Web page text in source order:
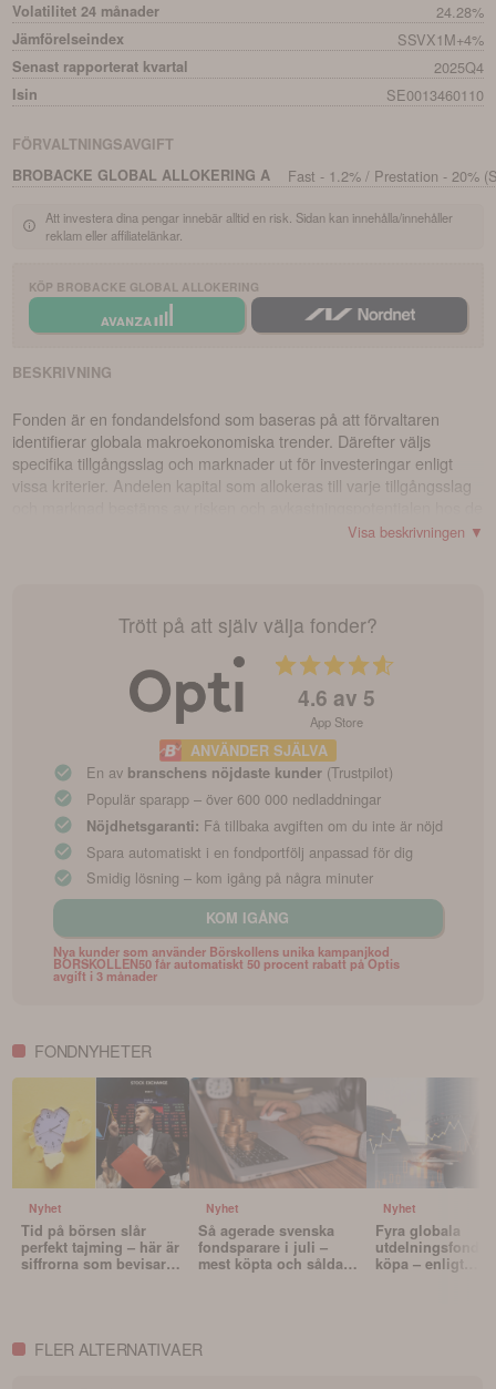
Volatilitet 24 månader 24.28%
Jämförelseindex SSVX1M+4%
Senast rapporterat kvartal 2025Q4
Isin SE0013460110
FÖRVALTNINGSAVGIFT
BROBACKE GLOBAL ALLOKERING A
Fast - 1.2% / Prestation - 20%
Att investera dina pengar innebär alltid en risk. Sidan kan innehålla/innehåller
reklam eller affiliatelänkar.
KÖP BROBACKE GLOBAL ALLOKERING
BESKRIVNING
Fonden är en fondandelsfond som baseras på att förvaltaren
identifierar globala makroekonomiska trender. Därefter väljs
specifika tillgångsslag och marknader ut för investeringar enligt
vissa kriterier. Andelen kapital som allokeras till varje tillgångsslag
underliggande tillgångarna och marknaderna. Förvaltningen av
positioner i fonder, räntor, aktier och valutor. Fonden kan även få
exponering mot globala marknader genom användning av
derivatinstrument, vilket kan skapa hävstångseffekter. Målet är att
fonden på lång sikt ska överträffa sitt jämförelseindex. Fonden
förvaltas aktivt för att uppnå detta mål.
Visa beskrivningen ▼
Trött på att själv välja fonder?
4.6 av 5
App Store
ANVÄNDER SJÄLVA
En av branschens nöjdaste kunder (Trustpilot)
Populär sparapp – över 600 000 nedladdningar
Nöjdhetsgaranti: Få tillbaka avgiften om du inte är nöjd
Spara automatiskt i en fondportfölj anpassad för dig
Smidig lösning – kom igång på några minuter
KOM IGÅNG
Nya kunder som använder Börskollens unika kampanjkod
BORSKOLLEN50 får automatiskt 50 procent rabatt på Optis
avgift i 3 månader
FONDNYHETER
Nyhet
Tid på börsen slår
perfekt tajming – här är
siffrorna som bevisar
Nyhet
Så agerade svenska
fondsparare i juli –
mest köpta och sålda
Nyhet
Fyra globala
utdelningsfonder
köpa – enligt
FLER ALTERNATIVAER